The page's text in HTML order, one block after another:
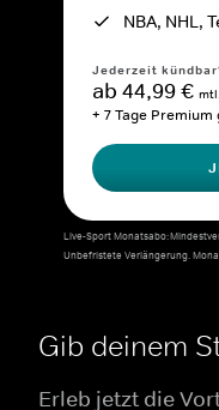
NBA, NHL,
Jederzeit
ab 44,99 €
+ 7 Tage Premium
Live-Sport Monatsabo:
Unbefristete Verlängerung.
Gib deinem
Erleb jetzt die